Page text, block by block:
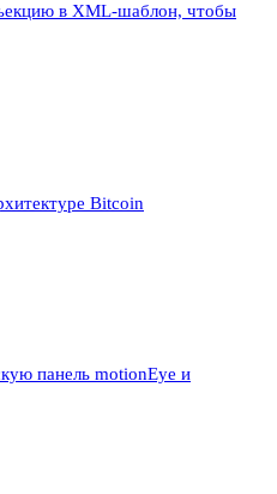
в XML-шаблон, чтобы
Bitcoin
панель motionEye и